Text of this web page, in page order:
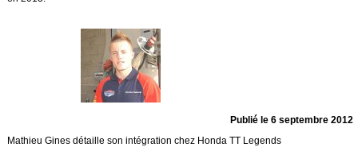
Publié le 6 septembre 2012
Mathieu Gines détaille son intégration chez Honda TT Legends